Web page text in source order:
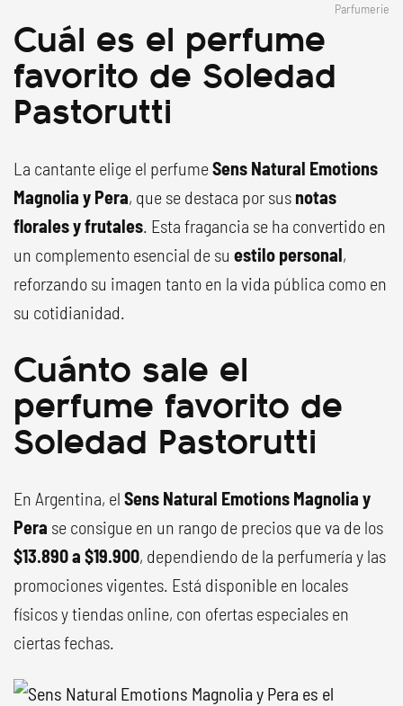
Parfumerie
Cuál es el perfume
favorito de Soledad
Pastorutti
La cantante elige el perfumeSens Natural Emotions
Magnolia y Pera, que se destaca por sus notas
florales y frutales. Esta fragancia se ha convertido en
un complemento esencial de su estilo personal,
reforzando su imagen tanto en la vida pública como en
su cotidianidad.
Cuánto sale el
perfume favorito de
Soledad Pastorutti
En Argentina, el Sens Natural Emotions Magnolia y
Pera se consigue en un rango de precios que va de los
$13.890 a $19.900, dependiendo de la perfumería y las
promociones vigentes. Está disponible en locales
físicos y tiendas online, con ofertas especiales en
ciertas fechas.